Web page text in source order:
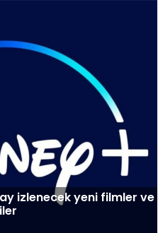
izlenecek yeni filmler ve